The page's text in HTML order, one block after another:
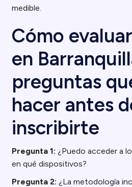
medible.
Cómo
en
preguntas
hacer antes
inscribirte
Pregunta 1: ¿Puedo acceder a
en qué dispositivos?
Pregunta 2: ¿La metodología